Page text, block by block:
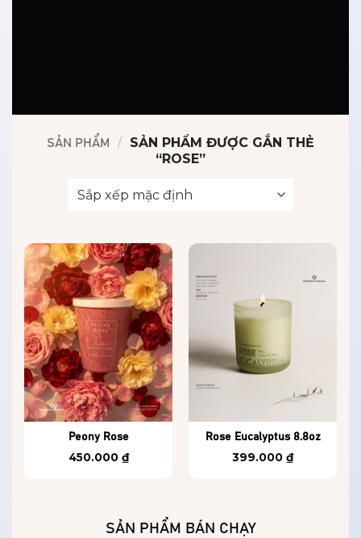
SẢN PHẨM / SẢN PHẨM ĐƯỢC GẮN THẺ
“ROSE”
Peony Rose
450.000 ₫
Rose Eucalyptus 8.8oz
399.000 ₫
SẢN PHẨM BÁN CHẠY